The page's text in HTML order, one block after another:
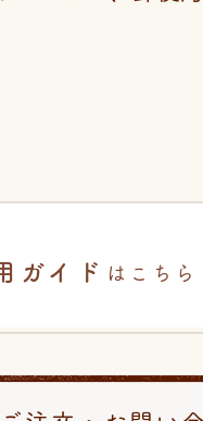
ガイド はこちら